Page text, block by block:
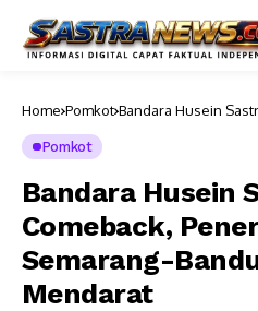
Home Pomkot Bandara Husein
Pomkot
Bandara Husein
Comeback,
Semarang-
Mendarat